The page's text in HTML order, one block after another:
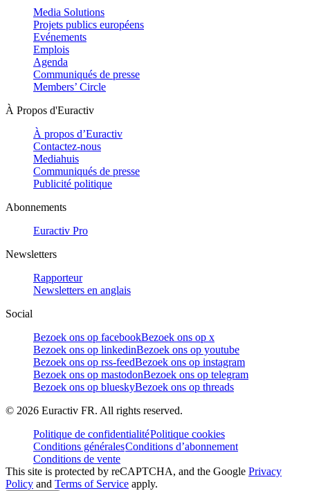
Media Solutions
Projets publics européens
Evénements
Emplois
Agenda
Communiqués de presse
Members’ Circle
À Propos d'Euractiv
À propos d’Euractiv
Contactez-nous
Mediahuis
Communiqués de presse
Publicité politique
Abonnements
Euractiv Pro
Newsletters
Rapporteur
Newsletters en anglais
Social
Bezoek ons op facebookBezoek ons op x
Bezoek ons op linkedinBezoek ons op youtube
Bezoek ons op rss-feedBezoek ons op instagram
Bezoek ons op mastodonBezoek ons op telegram
Bezoek ons op blueskyBezoek ons op threads
© 2026 Euractiv FR. All rights reserved.
Politique de confidentialitéPolitique cookies
Conditions généralesConditions d’abonnement
Conditions de vente
This site is protected by reCAPTCHA, and the Google Privacy
Policy and Terms of Service apply.